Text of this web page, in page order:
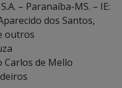
– Paranaíba-MS. – IE:
dos Santos,
outros
Carlos de Mello